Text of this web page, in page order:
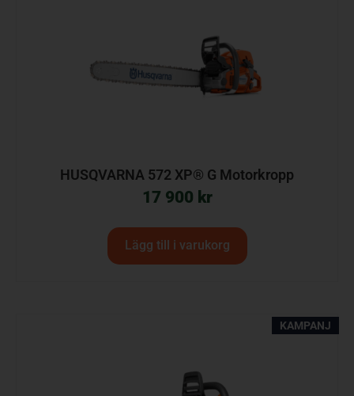
HUSQVARNA 572 XP® G Motorkropp
17 900 kr
Lägg till i varukorg
KAMPANJ